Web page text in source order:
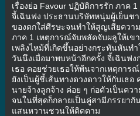
เรื่องย่อ Favour ปฏิบัติการรัก ภาค
จี้เฉินฟง ประธานบริษัทหนุ่มผู้เย็นช
ของตกใส่ศีรษะจนทำให้สูญเสียควา
ภาค 1 เหตุการณ์จับพลัดจับผลูให้เข
เพลิงไหม้ที่เกิดขึ้นอย่างกระทันหันท
วันนึงเมื่อมาพบหน้าอีกครั้ง จี้เฉินฟง
เธอ คอยช่วยเธอให้พ้นจากเหตุกา
ยังเป็นผู้ชี้เส้นทางดวงดาวให้กับเธ
นายจ้างลูกจ้าง ค่อย ๆ ก่อตัวเป็นค
จนในที่สุดก็กลายเป็นคู่สามีภรรยากั
แสนหวานชวนให้ติดตาม